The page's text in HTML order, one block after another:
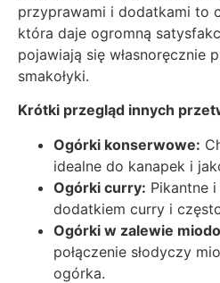
przyprawami i dodatkami to
która daje ogromną
pojawiają się własnoręcznie
smakołyki.
Krótki przegląd innych
Ogórki konserwowe:
idealne do kanapek i
Ogórki curry: Pikantne
dodatkiem curry i
Ogórki w zalewie
połączenie słodyczy
ogórka.